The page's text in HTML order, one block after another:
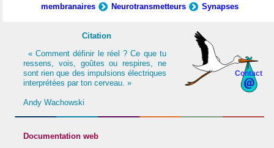
membranaires
Neurotransmetteurs Synapses
Contact
Citation
« Comment définir le réel ? Ce que tu
ressens, vois, goûtes ou respires, ne
sont rien que des impulsions électriques
interprétées par ton cerveau. »
Andy Wachowski
Documentation web